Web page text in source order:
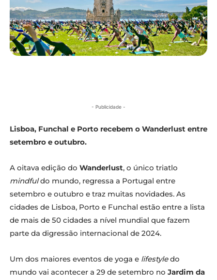
- Publicidade -
Lisboa, Funchal e Porto recebem o Wanderlust entre
setembro e outubro.
A oitava edição do Wanderlust, o único triatlo
mindfuldo mundo, regressa a Portugal entre
setembro e outubro e traz muitas novidades. As
cidades de Lisboa, Porto e Funchal estão entre a lista
de mais de 50 cidades a nível mundial que fazem
parte da digressão internacional de 2024.
Um dos maiores eventos de yoga e lifestyledo
mundo vai acontecer a 29 de setembro no Jardim da